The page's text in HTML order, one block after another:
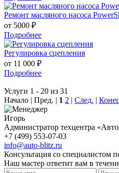
Ремонт масляного насоса
от 5000 ₽
Подробнее
Регулировка сцепления
от 11 000 ₽
Подробнее
Услуги 1 - 20 из 31
Начало | Пред. | 1 2 | След. |
Игорь
Администратор техцентра
+7 (499) 553-07-03
info@auto-blitz.ru
Консультация со
Наш мастер ответит вам в